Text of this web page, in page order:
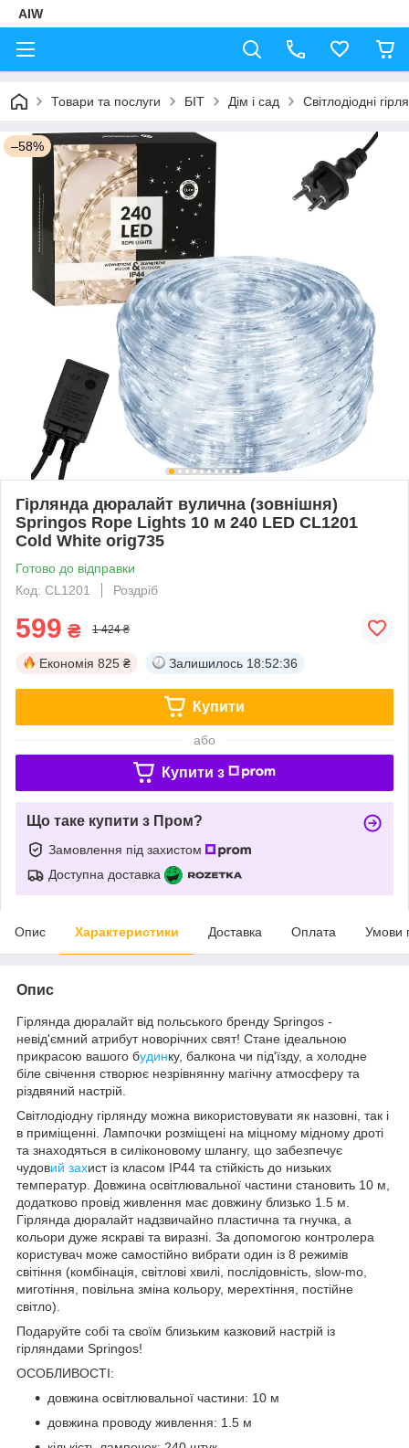
AIW
Товари та послуги БІТ Дім і сад Світлодіодні
–58%
Гірлянда дюралайт вулична (зовнішня)
Springos Rope Lights 10 м 240 LED CL1201
Cold White orig735
Готово до відправки
Код: CL1201
Роздріб
599 ₴ 1 424 ₴
Економія 825 ₴ Залишилось 18:52:35
Купити
або
Купити з
Що таке купити з Пром?
Замовлення під захистом
Доступна доставка
Опис Характеристики Доставка Оплата Умови
Опис
Гірлянда дюралайт від польського бренду Springos -
невід'ємний атрибут новорічних свят! Стане ідеальною
прикрасою вашого будинку, балкона чи під'їзду, а холодне
біле свічення створює незрівнянну магічну атмосферу та
різдвяний настрій.
Світлодіодну гірлянду можна використовувати як назовні , так і
в приміщенні . Лампочки розміщені на міцному мідному дроті
та знаходяться в силіконовому шлангу, що забезпечує
чудовий захист із класом IP44 та стійкість до низьких
температур. Довжина освітлювальної частини становить 10 м
додатково провід живлення має довжину близько 1.5 м
Гірлянда дюралайт надзвичайно пластична та гнучка, а
кольори дуже яскраві та виразні. За допомогою контролера
користувач може самостійно вибрати один із 8 режимів
світіння (комбінація, світлові хвилі, послідовність, slow-mo,
миготіння, повільна зміна кольору, мерехтіння, постійне
світло).
Подаруйте собі та своїм близьким казковий настрій із
гірляндами Springos!
ОСОБЛИВОСТІ:
довжина освітлювальної частини: 10 м
довжина проводу живлення: 1.5 м